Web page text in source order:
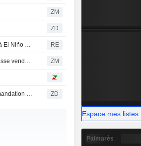
ZM
ZD
Pourquoi la promesse d'une saison des ouragans plus calme grâce à El Niño pourrait ne pas être une bonne nouvelle pour les assureurs RE
SWISS RE LTD : AlphaValue/Baader Europe révise son opinion et passe vendeur ZM
SWISS REINSURANCE COMPANY : JP Morgan confirme sa recommandation neutre ZD
Espace mes listes
Palmarès